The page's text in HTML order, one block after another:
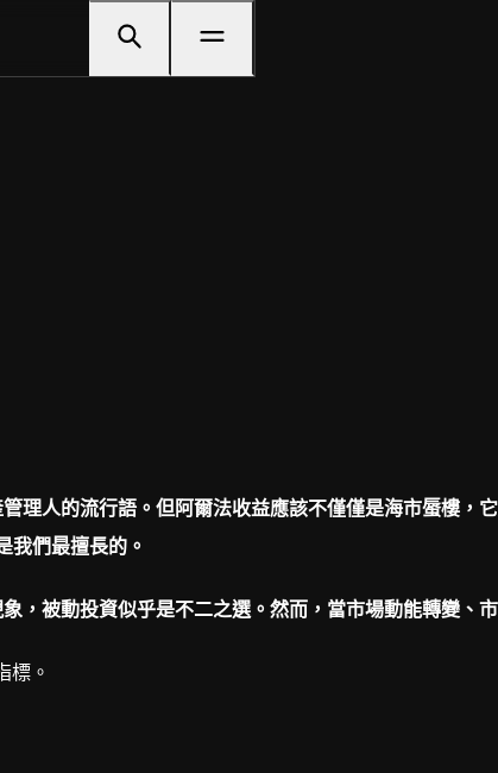
理人的流行語。但阿爾法收益應該不僅僅是海市蜃樓，
我們最擅長的。
，被動投資似乎是不二之選。然而，當市場動能轉變、
標。